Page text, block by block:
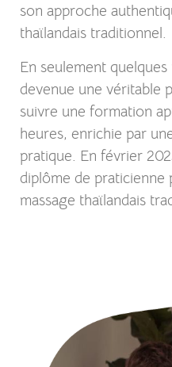
son approche
thaïlandais traditionnel.
En seulement
devenue une véritable
suivre une formation
heures, enrichie par
pratique. En février
diplôme de praticienne
massage thaïlandais